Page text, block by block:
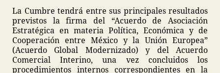
La Cumbre tendrá entre sus principales resultados
previstos la firma del “Acuerdo de Asociación
Estratégica en materia Política, Económica y de
Cooperación entre México y la Unión Europea”
(Acuerdo Global Modernizado) y del Acuerdo
Comercial Interino, una vez concluidos los
procedimientos internos correspondientes en la